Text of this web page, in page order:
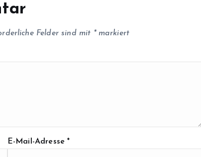
Felder sind mit *markiert
E-Mail-Adresse*